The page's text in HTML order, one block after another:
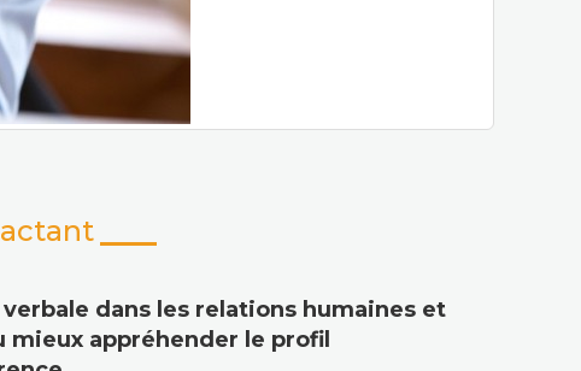
dans les relations humaines et
appréhender le profil